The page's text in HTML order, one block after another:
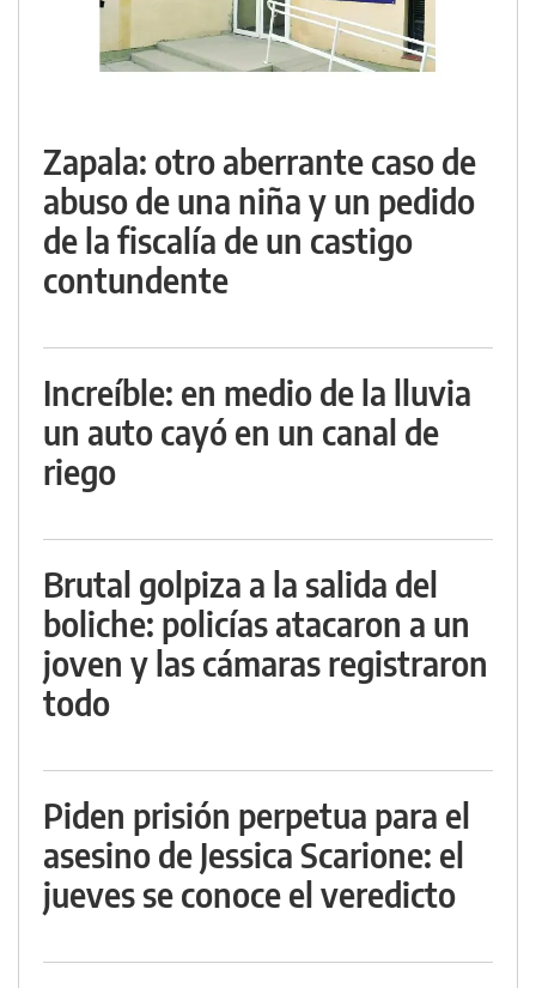
Zapala: otro aberrante caso de
abuso de una niña y un pedido
de la fiscalía de un castigo
contundente
Increíble: en medio de la lluvia
un auto cayó en un canal de
riego
Brutal golpiza a la salida del
boliche: policías atacaron a un
joven y las cámaras registraron
todo
Piden prisión perpetua para el
asesino de Jessica Scarione: el
jueves se conoce el veredicto